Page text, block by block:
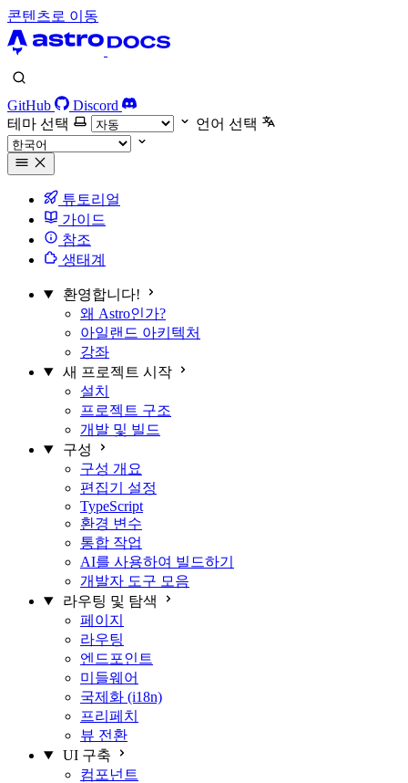
콘텐츠로 이동
GitHub
Discord
테마 선택
언어 선택
튜토리얼
가이드
참조
생태계
환영합니다!
왜 Astro인가?
아일랜드 아키텍처
강좌
새 프로젝트 시작
설치
프로젝트 구조
개발 및 빌드
구성
구성 개요
편집기 설정
TypeScript
환경 변수
통합 작업
AI를 사용하여 빌드하기
개발자 도구 모음
라우팅 및 탐색
페이지
라우팅
엔드포인트
미들웨어
국제화 (i18n)
프리페치
뷰 전환
UI 구축
컴포넌트